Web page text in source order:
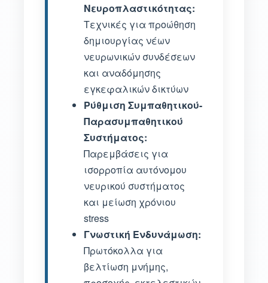
Νευροπλαστικότητας:
Τεχνικές για προώθηση
δημιουργίας νέων
νευρωνικών συνδέσεων
και αναδόμησης
εγκεφαλικών δικτύων
Ρύθμιση Συμπαθητικού-
Παρασυμπαθητικού
Συστήματος:
Παρεμβάσεις για
ισορροπία αυτόνομου
νευρικού συστήματος
και μείωση χρόνιου
stress
Γνωστική Ενδυνάμωση:
Πρωτόκολλα για
βελτίωση μνήμης,